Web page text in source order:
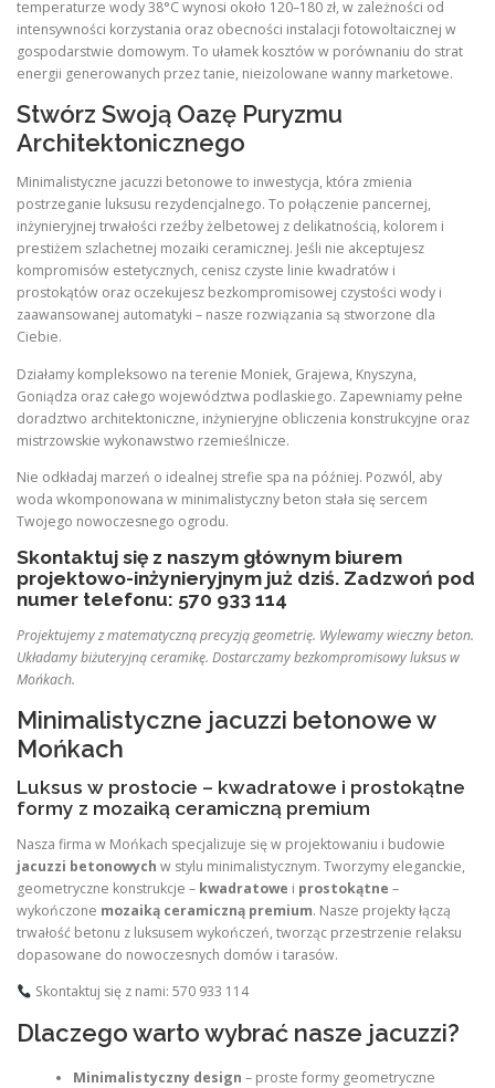
temperaturze wody 38°C wynosi około 120–180 zł, w zależności od
intensywności korzystania oraz obecności instalacji fotowoltaicznej w
gospodarstwie domowym. To ułamek kosztów w porównaniu do strat
energii generowanych przez tanie, nieizolowane wanny marketowe.
Stwórz Swoją Oazę Puryzmu
Architektonicznego
Minimalistyczne jacuzzi betonowe to inwestycja, która zmienia
postrzeganie luksusu rezydencjalnego. To połączenie pancernej,
inżynieryjnej trwałości rzeźby żelbetowej z delikatnością, kolorem i
prestiżem szlachetnej mozaiki ceramicznej. Jeśli nie akceptujesz
kompromisów estetycznych, cenisz czyste linie kwadratów i
prostokątów oraz oczekujesz bezkompromisowej czystości wody i
zaawansowanej automatyki – nasze rozwiązania są stworzone dla
Ciebie.
Działamy kompleksowo na terenie Moniek, Grajewa, Knyszyna,
Goniądza oraz całego województwa podlaskiego. Zapewniamy pełne
doradztwo architektoniczne, inżynieryjne obliczenia konstrukcyjne oraz
mistrzowskie wykonawstwo rzemieślnicze.
Nie odkładaj marzeń o idealnej strefie spa na później. Pozwól, aby
woda wkomponowana w minimalistyczny beton stała się sercem
Twojego nowoczesnego ogrodu.
Skontaktuj się z naszym głównym biurem
projektowo-inżynieryjnym już dziś. Zadzwoń pod
numer telefonu: 570 933 114
Projektujemy z matematyczną precyzją geometrię. Wylewamy wieczny beton.
Układamy biżuteryjną ceramikę. Dostarczamy bezkompromisowy luksus w
Mońkach.
Minimalistyczne jacuzzi betonowe w
Mońkach
Luksus w prostocie – kwadratowe i prostokątne
formy z mozaiką ceramiczną premium
Nasza firma w Mońkach specjalizuje się w projektowaniu i budowie
jacuzzi betonowych w stylu minimalistycznym. Tworzymy eleganckie,
geometryczne konstrukcje – kwadratowe i prostokątne –
wykończone mozaiką ceramiczną premium. Nasze projekty łączą
trwałość betonu z luksusem wykończeń, tworząc przestrzenie relaksu
dopasowane do nowoczesnych domów i tarasów.
Skontaktuj się z nami: 570 933 114
Dlaczego warto wybrać nasze jacuzzi?
Minimalistyczny design – proste formy geometryczne